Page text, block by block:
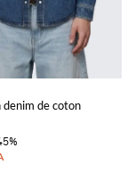
denim de coton